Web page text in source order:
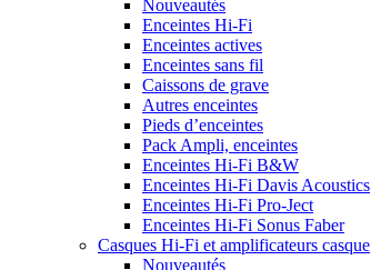
Nouveautés
Enceintes Hi-Fi
Enceintes actives
Enceintes sans fil
Caissons de grave
Autres enceintes
Pieds d’enceintes
Pack Ampli, enceintes
Enceintes Hi-Fi B&W
Enceintes Hi-Fi Davis Acoustics
Enceintes Hi-Fi Pro-Ject
Enceintes Hi-Fi Sonus Faber
Casques Hi-Fi et amplificateurs casque
Nouveautés